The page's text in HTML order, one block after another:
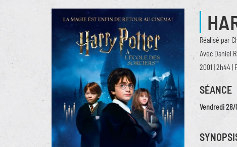
Réalisé par
Avec Daniel
2001 | 2h44 |
SÉANCE
Vendredi 28/